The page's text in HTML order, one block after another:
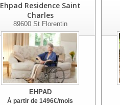
Ehpad Residence Saint
Charles
89600St Florentin
EHPAD
À partir de1496€/mois